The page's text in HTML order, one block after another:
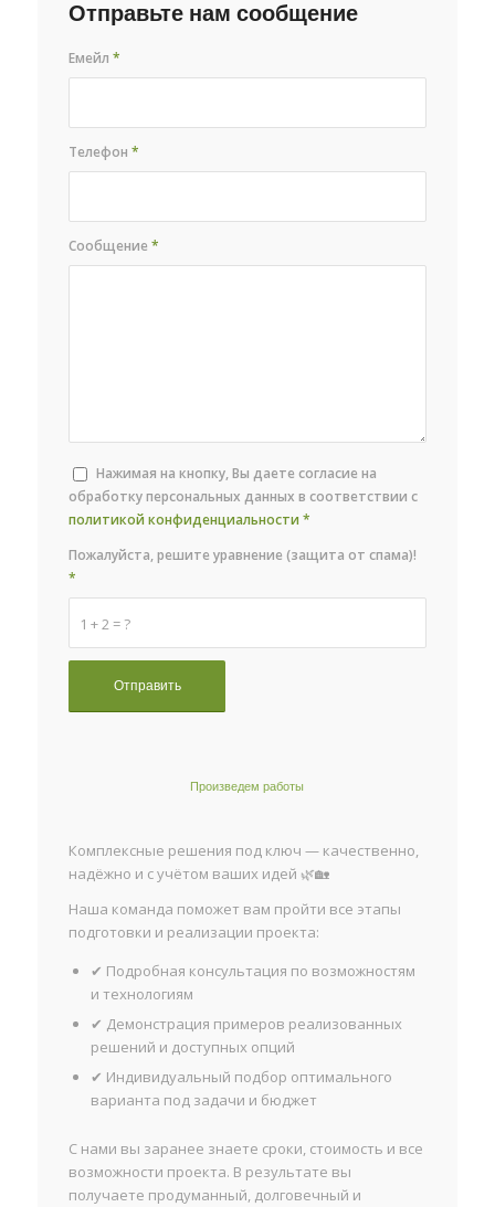
Отправьте нам сообщение
Емейл*
Телефон*
Сообщение*
Нажимая на кнопку, Вы даете согласие на
обработку персональных данных в соответствии с
политикой конфиденциальности *
1 + 2 = ?
Пожалуйста, решите уравнение (защита от спама)!
*
Произведем работы
Комплексные решения под ключ — качественно,
надёжно и с учётом ваших идей 🌿🏡
Наша команда поможет вам пройти все этапы
подготовки и реализации проекта:
✔ Подробная консультация по возможностям
и технологиям
✔ Демонстрация примеров реализованных
решений и доступных опций
✔ Индивидуальный подбор оптимального
варианта под задачи и бюджет
С нами вы заранее знаете сроки, стоимость и все
возможности проекта. В результате вы
получаете продуманный, долговечный и